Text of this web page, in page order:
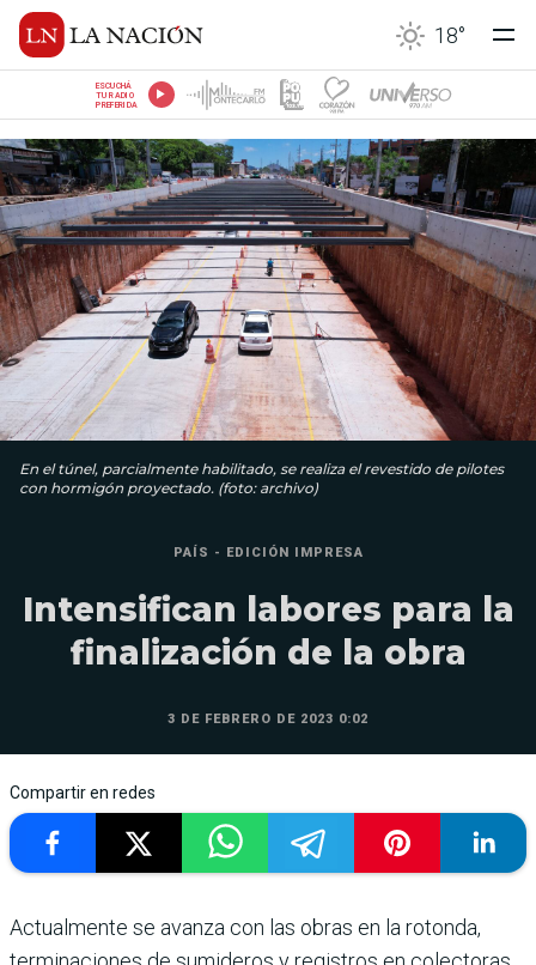
18°
ESCUCHÁ
TU RADIO
PREFERIDA
En el túnel, parcialmente habilitado, se realiza el revestido de pilotes
con hormigón proyectado. (foto: archivo)
PAÍS - EDICIÓN IMPRESA
Intensifican labores para la
finalización de la obra
3 DE FEBRERO DE 2023 0:02
Compartir en redes
Actualmente se avanza con las obras en la rotonda,